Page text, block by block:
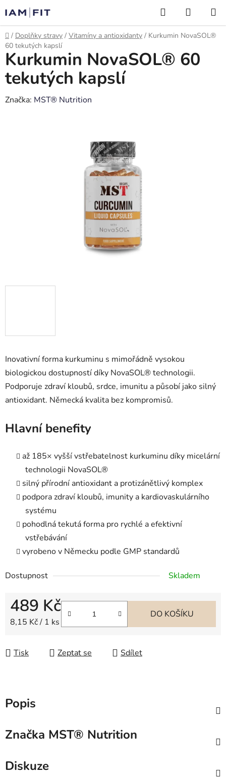
na
obsah
Hledat
KOŠÍK
Domů
/ Doplňky stravy / Vitamíny a antioxidanty / Kurkumin NovaSOL®
60 tekutých kapslí
Inovativní forma kurkuminu s mimořádně vysokou
biologickou dostupností díky NovaSOL® technologii.
Podporuje zdraví kloubů, srdce, imunitu a působí jako silný
antioxidant. Německá kvalita bez kompromisů.
Hlavní benefity
až 185× vyšší vstřebatelnost kurkuminu díky micelární
technologii NovaSOL®
silný přírodní antioxidant a protizánětlivý komplex
podpora zdraví kloubů, imunity a kardiovaskulárního
systému
pohodlná tekutá forma pro rychlé a efektivní
vstřebávání
vyrobeno v Německu podle GMP standardů
Dostupnost Skladem
489 Kč
Měrná cena:
8,15 Kč / 1 ks
DO KOŠÍKU
Tisk Zeptat se Sdílet
Kurkumin NovaSOL® 60
tekutých kapslí
Značka: MST® Nutrition
Popis
Značka MST® Nutrition
Diskuze